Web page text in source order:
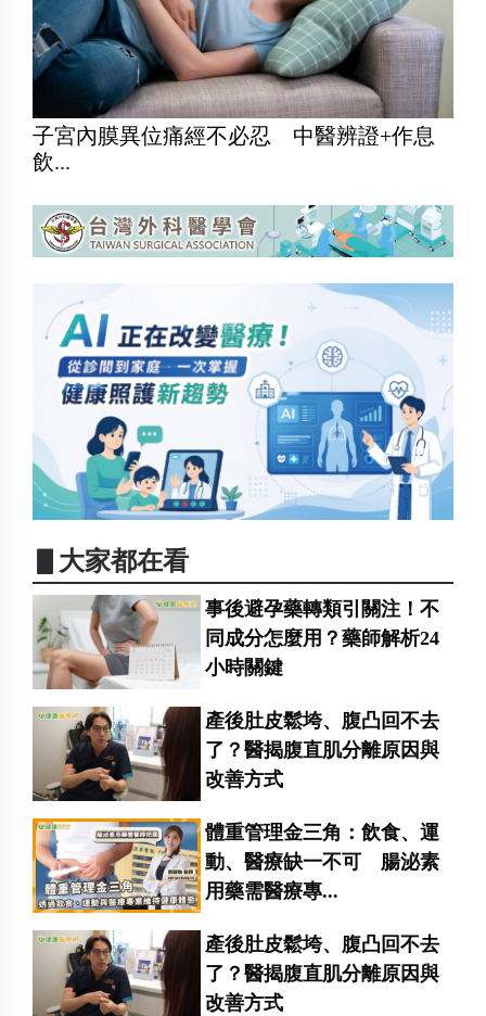
子宮內膜異位痛經不必忍 中醫辨證+作息
飲...
▋大家都在看
事後避孕藥轉類引關注！不
同成分怎麼用？藥師解析24
小時關鍵
產後肚皮鬆垮、腹凸回不去
了？醫揭腹直肌分離原因與
改善方式
體重管理金三角：飲食、運
動、醫療缺一不可 腸泌素
用藥需醫療專...
產後肚皮鬆垮、腹凸回不去
了？醫揭腹直肌分離原因與
改善方式